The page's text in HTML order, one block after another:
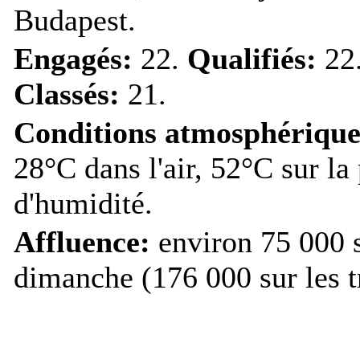
Budapest.
Engagés: 22. Qualifiés:
Classés: 21.
Conditions
28°C dans l'air, 52°C sur
d'humidité.
Affluence: environ 75 000
dimanche (176 000 sur les